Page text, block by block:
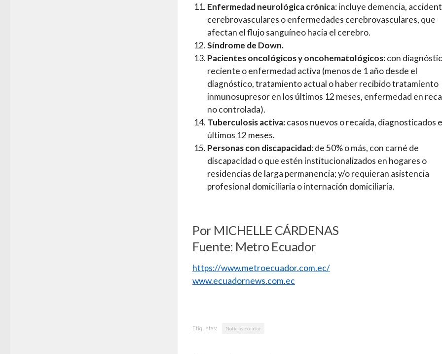
Enfermedad neurológica crónica: incluye demencia,
cerebrovasculares o enfermedades cerebrovasculares, que
afectan el flujo sanguíneo hacia el cerebro.
Síndrome de Down.
Pacientes oncológicos y oncohematológicos: con
reciente o enfermedad activa (menos de 1 año desde el
diagnóstico, tratamiento actual o haber recibido tratamiento
inmunosupresor en los últimos 12 meses, enfermedad en
no controlada).
Tuberculosis activa:casos nuevos o recaída, diagnosticados
últimos 12 meses.
Personas con discapacidad: de 50% o más, con carné de
discapacidad o que estén institucionalizados en hogares o
residencias de larga permanencia; y/o requieran asistencia
profesional domiciliaria o internación domiciliaria.
Por MICHELLE CÁRDENAS
Fuente: Metro Ecuador
https://www.metroecuador.com.ec/
www.ecuadornews.com.ec
Etiquetas: Noticias Ecuador